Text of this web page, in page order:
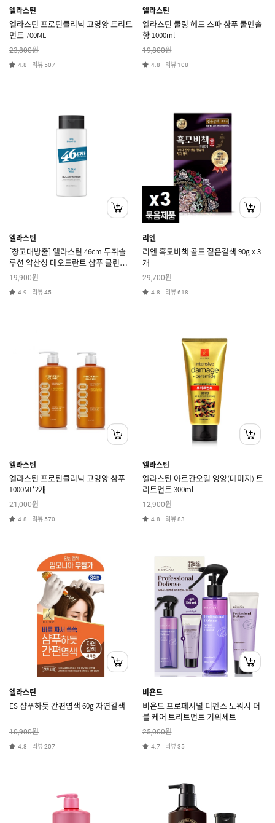
엘라스틴
엘라스틴 프로틴클리닉 고영양 트리트
먼트 700ML
23,800원
4.8 리뷰 507
엘라스틴
엘라스틴 쿨링 헤드 스파 샴푸 쿨멘솔
향 1000ml
19,800원
4.8 리뷰 108
엘라스틴
[창고대방출] 엘라스틴 46cm 두취솔
루션 약산성 데오드란트 샴푸 클린민
트향 225ml
19,900원
4.9 리뷰45
리엔
리엔 흑모비책 골드 짙은갈색 90g x 3
개
29,700원
4.8 리뷰618
엘라스틴
엘라스틴 프로틴클리닉 고영양 샴푸
1000ML*2개
21,000원
4.8 리뷰 570
엘라스틴
엘라스틴 아르간오일 영양(데미지) 트
리트먼트 300ml
12,900원
4.8 리뷰83
엘라스틴
ES 샴푸하듯 간편염색 60g 자연갈색
10,900원
4.8 리뷰207
비욘드
비욘드 프로페셔널 디펜스 노워시 더
블 케어 트리트먼트 기획세트
25,000원
4.7 리뷰35